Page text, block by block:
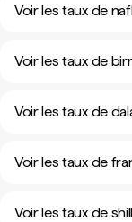
Voir les taux de
Voir les taux de
Voir les taux de
Voir les taux de
Voir les taux de